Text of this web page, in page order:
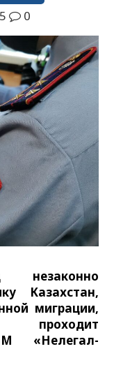
0
Казахстан,
миграции,
«Нелегал-